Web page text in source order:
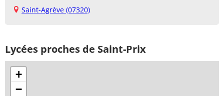
Saint-Agrève (07320)
Lycées proches de Saint-Prix
+
−